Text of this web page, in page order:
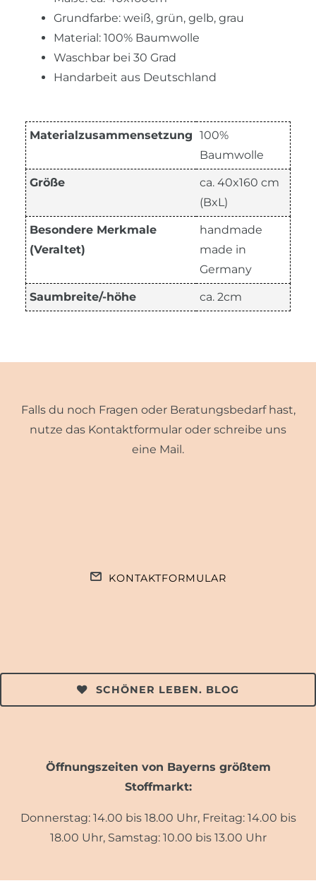
Grundfarbe: weiß, grün, gelb, grau
Material: 100% Baumwolle
Waschbar bei 30 Grad
Handarbeit aus Deutschland
Materialzusammensetzung 100%
Baumwolle
Größe
ca. 40x160 cm
(BxL)
Besondere Merkmale
(Veraltet)
handmade
made in
Germany
Saumbreite/-höhe ca. 2cm
Falls du noch Fragen oder Beratungsbedarf hast,
nutze das Kontaktformular oder schreibe uns
eine Mail.
KONTAKTFORMULAR
SCHÖNER LEBEN. BLOG
Öffnungszeiten von Bayerns größtem
Stoffmarkt:
Donnerstag: 14.00 bis 18.00 Uhr, Freitag: 14.00 bis
18.00 Uhr, Samstag: 10.00 bis 13.00 Uhr